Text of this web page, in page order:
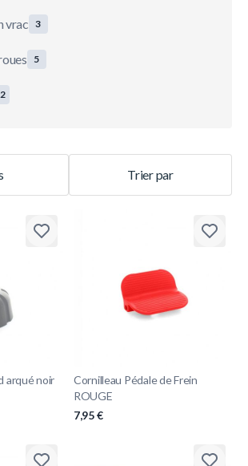
vrac 3
5
Trier par
arqué noir
Cornilleau Pédale de Frein
ROUGE
7,95 €